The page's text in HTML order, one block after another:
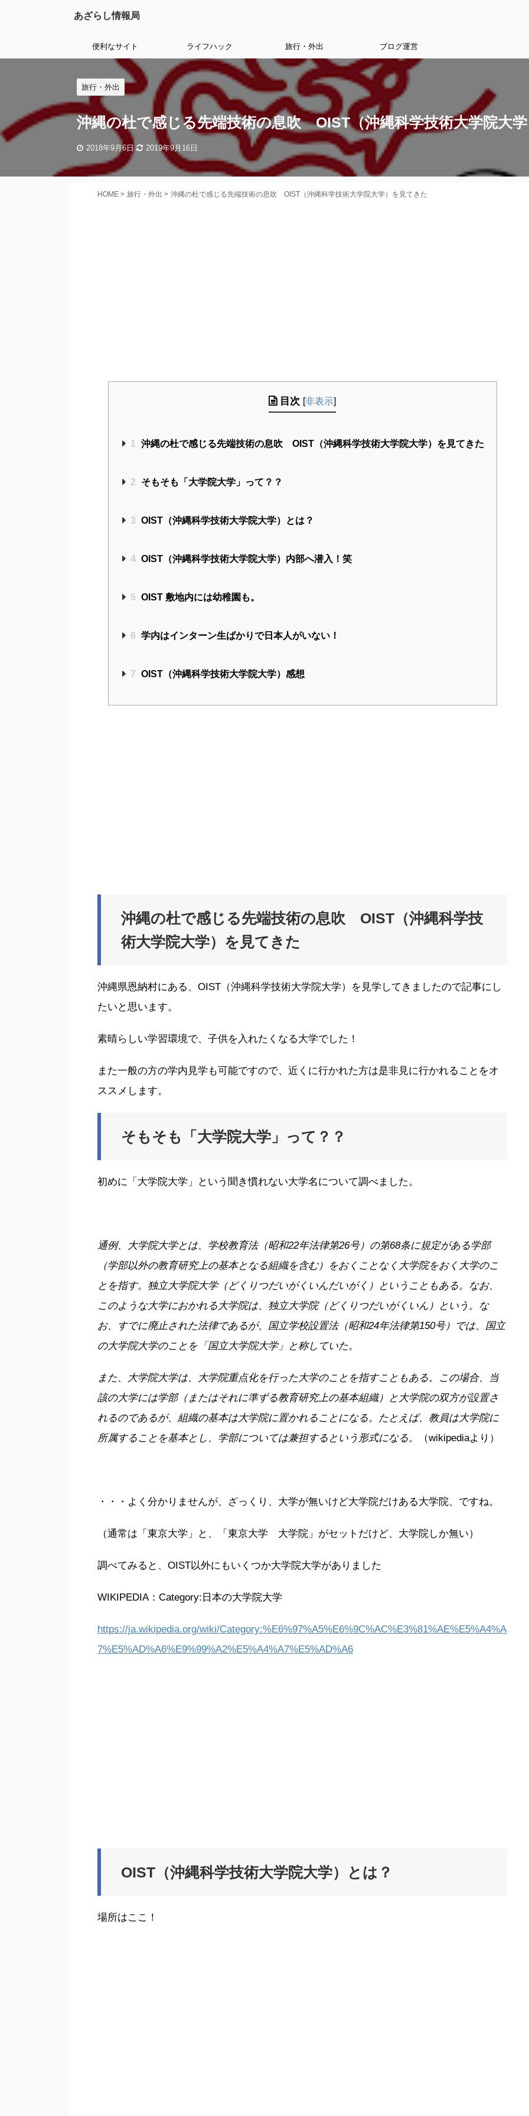
あざらし情報局
便利なサイト ライフハック 旅行・外出 ブログ運営
旅行・外出
沖縄の杜で感じる先端技術の息吹 OIST（沖縄科学技術大学院大
2018年9月6日 2019年9月16日
HOME > 旅行・外出 > 沖縄の杜で感じる先端技術の息吹 OIST（沖縄科学技術大学院大学）を見てきた
目次 [非表示]
1 沖縄の杜で感じる先端技術の息吹 OIST（沖縄科学技術大学院大学）を見てきた
2 そもそも「大学院大学」って？？
3 OIST（沖縄科学技術大学院大学）とは？
4 OIST（沖縄科学技術大学院大学）内部へ潜入！笑
5 OIST 敷地内には幼稚園も。
6 学内はインターン生ばかりで日本人がいない！
7 OIST（沖縄科学技術大学院大学）感想
沖縄の杜で感じる先端技術の息吹 OIST（沖縄科学技
術大学院大学）を見てきた
沖縄県恩納村にある、OIST（沖縄科学技術大学院大学）を見学してきましたので記事にし
たいと思います。
素晴らしい学習環境で、子供を入れたくなる大学でした！
また一般の方の学内見学も可能ですので、近くに行かれた方は是非見に行かれることをオ
ススメします。
そもそも「大学院大学」って？？
初めに「大学院大学」という聞き慣れない大学名について調べました。
通例、大学院大学とは、学校教育法（昭和22年法律第26号）の第68条に規定がある学部
（学部以外の教育研究上の基本となる組織を含む）をおくことなく大学院をおく大学のこ
とを指す。独立大学院大学（どくりつだいがくいんだいがく）ということもある。なお、
このような大学におかれる大学院は、独立大学院（どくりつだいがくいん）という。な
お、すでに廃止された法律であるが、国立学校設置法（昭和24年法律第150号）では、国立
の大学院大学のことを「国立大学院大学」と称していた。
また、大学院大学は、大学院重点化を行った大学のことを指すこともある。この場合、当
該の大学には学部（またはそれに準ずる教育研究上の基本組織）と大学院の双方が設置さ
れるのであるが、組織の基本は大学院に置かれることになる。たとえば、教員は大学院に
所属することを基本とし、学部については兼担するという形式になる。
（wikipediaより）
・・・よく分かりませんが、ざっくり、大学が無いけど大学院だけある大学院、ですね。
（通常は「東京大学」と、「東京大学 大学院」がセットだけど、大学院しか無い）
調べてみると、OIST以外にもいくつか大学院大学がありました
WIKIPEDIA：Category:日本の大学院大学
https://ja.wikipedia.org/wiki/Category:%E6%97%A5%E6%9C%AC%E3%81%AE%E5%A4%A
7%E5%AD%A6%E9%99%A2%E5%A4%A7%E5%AD%A6
OIST（沖縄科学技術大学院大学）とは？
場所はここ！